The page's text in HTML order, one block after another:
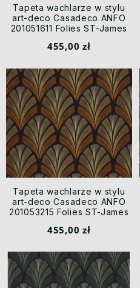
Tapeta wachlarze w stylu
art-deco Casadeco ANFO
201051611 Folies ST-James
455,00 zł
Tapeta wachlarze w stylu
art-deco Casadeco ANFO
201053215 Folies ST-James
455,00 zł